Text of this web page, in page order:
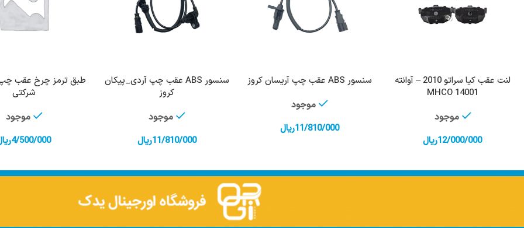
افزودن به سبد خریدلنت عقب کیا سراتو 2010 – آوانته
14001 MHCO
موجود
12/000/000ریال
افزودن به سبد خرید
سنسور ABS عقب چپ آریسان کروز
موجود
11/810/000ریال
افزودن به سبد خرید
سنسور ABS عقب چپ آردی_پیکان
کروز
موجود
11/810/000ریال
افزودن به سبد خرید
شرکتی
موجود
4/500/000